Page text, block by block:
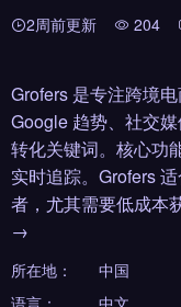
2周前更新 204
Grofers 是专注跨境
Google 趋势、社交
转化关键词。核心功
实时追踪。Grofers
者，尤其需要低成本
→
所在地：
中国
语言：
中文